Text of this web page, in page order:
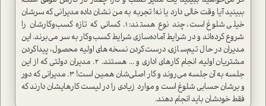
ببینید آیا وقت خالی دارد یا نه! تجربه به من نشان داده مدیرانی که سرشان
خیلی شلوغ است، چند نوع هستند: 1. کسانی که تازه کسب‌وکارشان را
شروع کرده‌اند و در شرایط آماده‌سازی شرایط کسب‌وکار به سر می‌برند. این
مدیران در حال تیم‌سازی، درست‌کردن نسخه‌های اولیه محصول، پیدا‌کردن
مشتریان اولیه، انجام کارهای اداری و ... هستند. 2. مدیران دولتی که از این
جلسه به آن جلسه می‌روند و کار اصلی‌شان همین است! 3. مدیرانی که دور
و برشان حسابی شلوغ است و موارد زیادی را در لیست کارهایشان دارند که
فقط خودشان باید انجام دهند.